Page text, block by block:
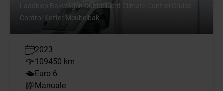
Laadklep Bakwagen Dubbellucht Climate Control Cruise
Control Koffer Meubelbak
2023
109450 km
Euro 6
Manuale